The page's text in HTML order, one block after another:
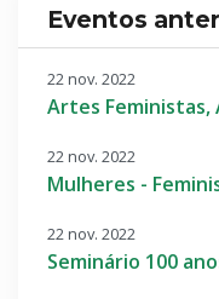
Eventos
22 nov. 2022
Artes Feministas,
22 nov. 2022
Mulheres -
22 nov. 2022
Seminário 100